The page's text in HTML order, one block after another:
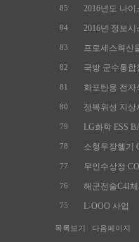
85 2016년도 나이
84 2016년 정보시
83 프로세스혁신
82 국방 군수통합
81 화포탄용 전자
80 정복위성 지상
79 LG화학 ESS
78 소형무장헬기
77 무인수상정
76 해군전술C4I
75 L-OOO 사업
목록보기 다음페이지